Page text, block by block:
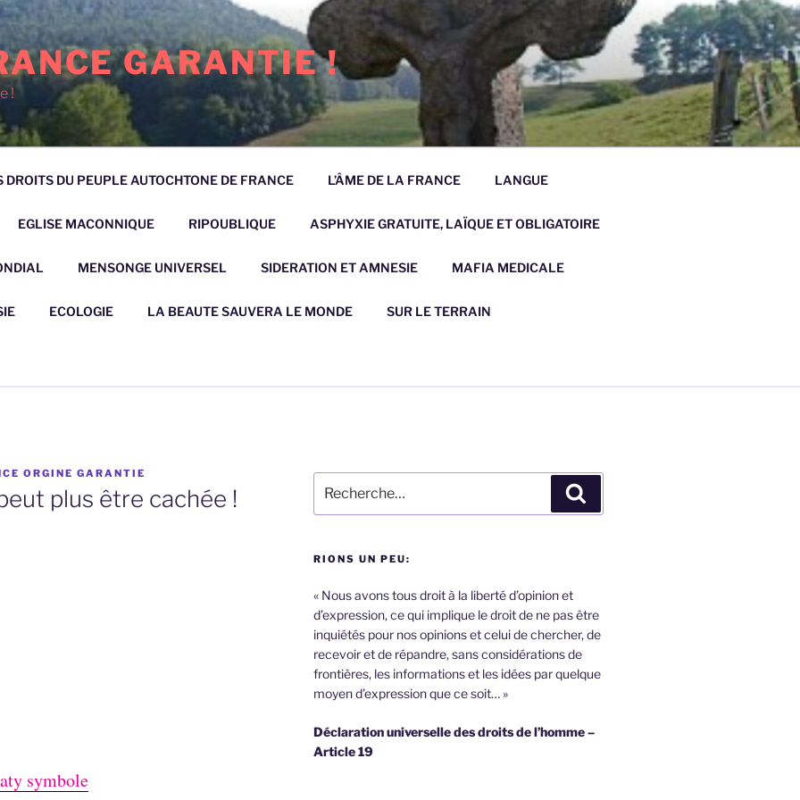
GARANTIE !
!
DROITS DU PEUPLE AUTOCHTONE DE FRANCE L’ÂME DE LA FRANCE LANGUE
EGLISE MACONNIQUE RIPOUBLIQUE ASPHYXIE GRATUITE, LAÏQUE ET OBLIGATOIRE
MENSONGE UNIVERSEL SIDERATION ET AMNESIE MAFIA MEDICALE
ECOLOGIE LA BEAUTE SAUVERA LE MONDE SUR LE TERRAIN
ORGINE GARANTIE
plus être cachée !
pour
:
RIONS UN PEU:
« Nous avons tous droit à la liberté d’opinion et
d’expression, ce qui implique le droit de ne pas être
inquiétés pour nos opinions et celui de chercher, de
recevoir et de répandre, sans considérations de
frontières, les informations et les idées par quelque
moyen d’expression que ce soit… »
Déclaration universelle des droits de l’homme –
Article 19